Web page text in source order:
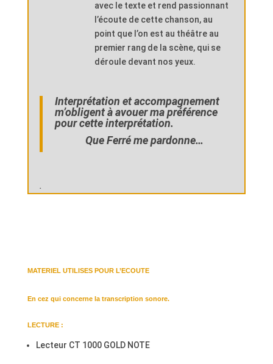
avec le texte et rend passionnant
l’écoute de cette chanson, au
point que l’on est au théâtre au
premier rang de la scène, qui se
déroule devant nos yeux.
Interprétation et accompagnement
m’obligent à avouer ma préférence
pour cette interprétation.
Que Ferré me pardonne…
.
MATERIEL UTILISES POUR L’ECOUTE
En cez qui concerne la transcription sonore.
LECTURE :
Lecteur CT 1000 GOLD NOTE